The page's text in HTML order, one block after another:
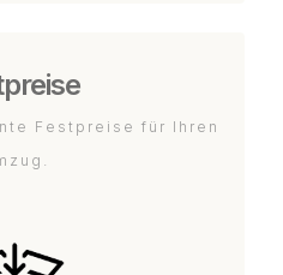
Festpreise für Ihren